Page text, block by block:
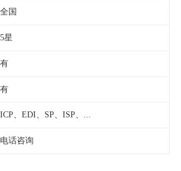
全国
5星
有
有
ICP、EDI、SP、ISP、...
电话咨询